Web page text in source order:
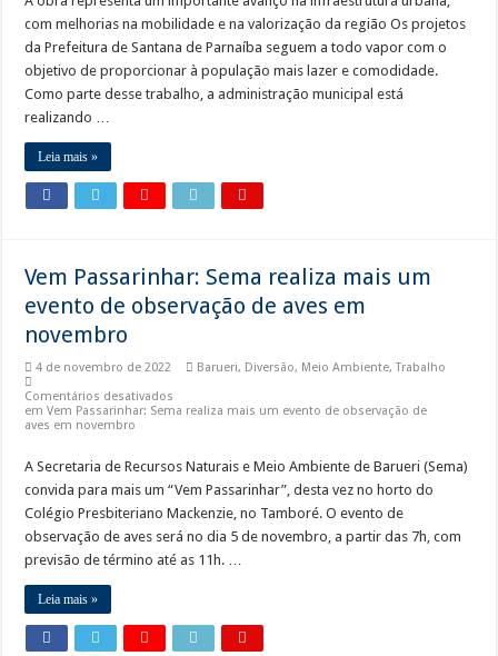
Cronograma semanal de obras no Rodoanel Oeste (SP-021)
com melhorias na mobilidade e na valorização da região Os projetos
da Prefeitura de Santana de Parnaíba seguem a todo vapor com o
objetivo de proporcionar à população mais lazer e comodidade.
Como parte desse trabalho, a administração municipal está
realizando …
Leia mais »
Vem Passarinhar: Sema realiza mais um
evento de observação de aves em
novembro
4 de novembro de 2022 Barueri, Diversão, Meio Ambiente,Trabalho
Comentários desativados
em Vem Passarinhar: Sema realiza mais um evento de observação de
aves em novembro
A Secretaria de Recursos Naturais e Meio Ambiente de Barueri (Sema)
convida para mais um “Vem Passarinhar”, desta vez no horto do
Colégio Presbiteriano Mackenzie, no Tamboré. O evento de
observação de aves será no dia 5 de novembro, a partir das 7h, com
previsão de término até as 11h. …
Leia mais »